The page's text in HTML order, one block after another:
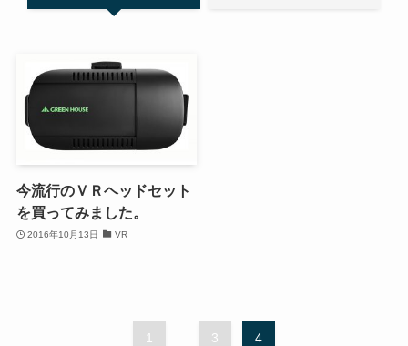
今流行のＶＲヘッドセット
を買ってみました。
2016年10月13日 VR
1 3 4